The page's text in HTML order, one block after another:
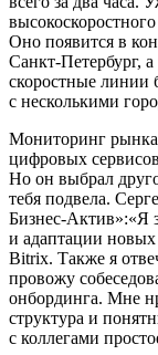
Оно появится в
Санкт-Петербург,
скоростные линии
с несколькими
Мониторинг рынка,
цифровых
Но он выбрал
тебя подвела.
Бизнес-Актив»:«Я
и адаптации новых
Bitrix. Также я
провожу
онбординга. Мне
структура и
с коллегами